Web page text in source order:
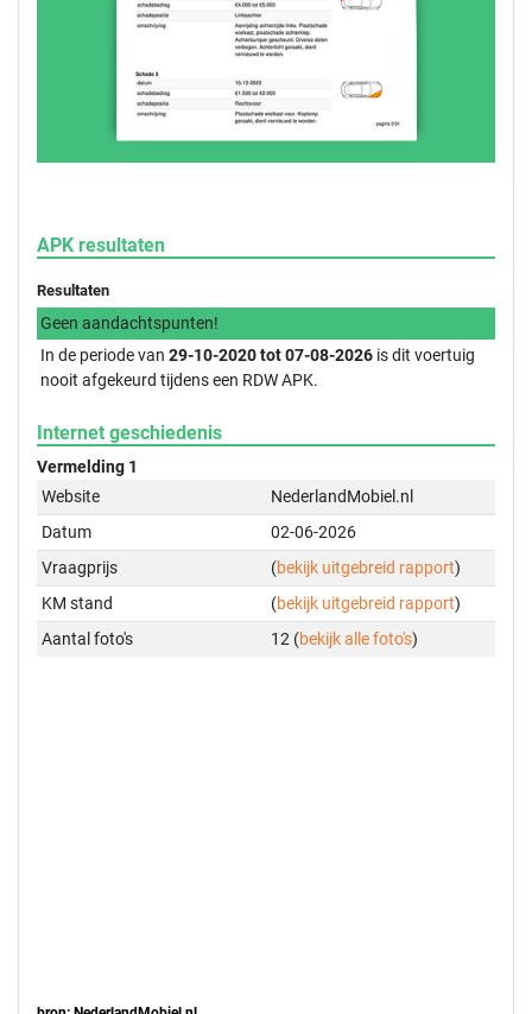
APK resultaten
Resultaten
Geen aandachtspunten!
In de periode van 29-10-2020 tot 07-08-2026 is dit voertuig
nooit afgekeurd tijdens een RDW APK.
Internet geschiedenis
Vermelding 1
Website
NederlandMobiel.nl
Datum
02-06-2026
Vraagprijs
(bekijk uitgebreid rapport)
KM stand
(bekijk uitgebreid rapport)
Aantal foto's
12 (bekijk alle foto's)